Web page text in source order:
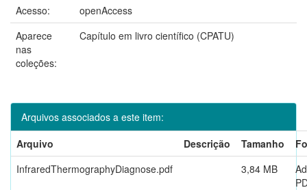
Acesso:
openAccess
Aparece
nas
coleções:
Capítulo em livro científico (CPATU)
Arquivos associados a este item:
Arquivo
Descrição Tamanho
InfraredThermographyDiagnose.pdf
3,84 MB